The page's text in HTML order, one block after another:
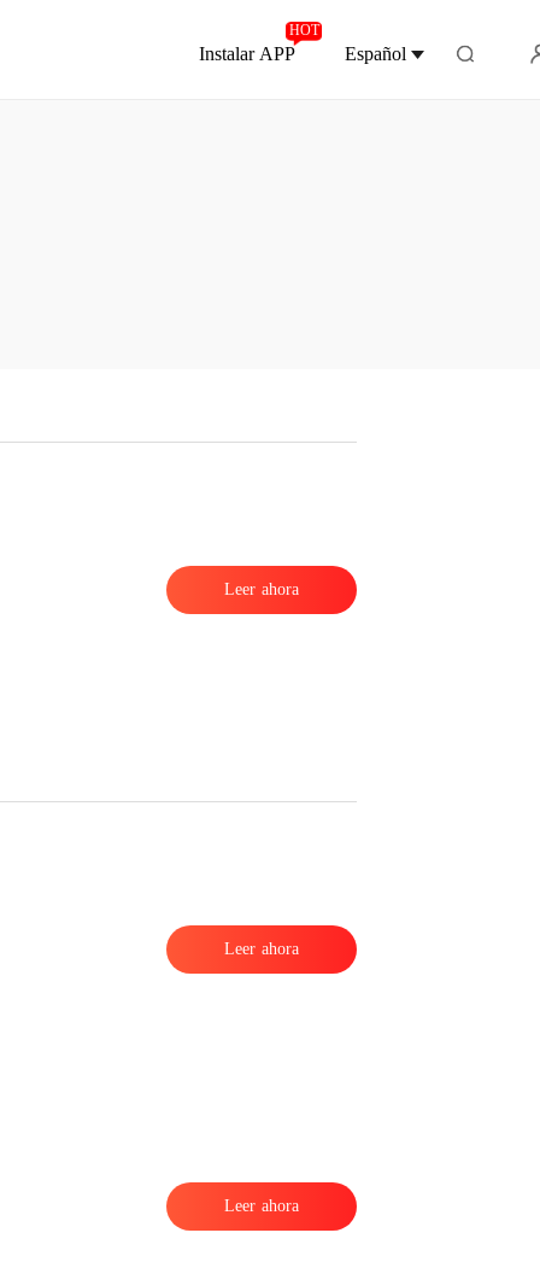
Instalar APP
HOT
Español
Leer ahora
Leer ahora
Leer ahora